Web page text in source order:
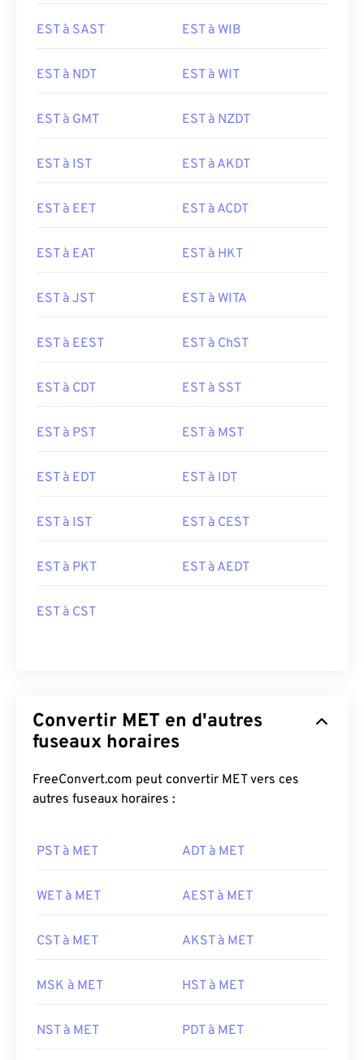
EST à SAST EST à WIB
EST à NDT EST à WIT
EST à GMT EST à NZDT
EST à IST EST à AKDT
EST à EET EST à ACDT
EST à EAT EST à HKT
EST à JST EST à WITA
EST à EEST EST à ChST
EST à CDT EST à SST
EST à PST EST à MST
EST à EDT EST à IDT
EST à IST EST à CEST
EST à PKT EST à AEDT
EST à CST
Convertir MET en d'autres
fuseaux horaires
FreeConvert.com peut convertir MET vers ces
autres fuseaux horaires :
PST à MET ADT à MET
WET à MET AEST à MET
CST à MET AKST à MET
MSK à MET HST à MET
NST à MET PDT à MET